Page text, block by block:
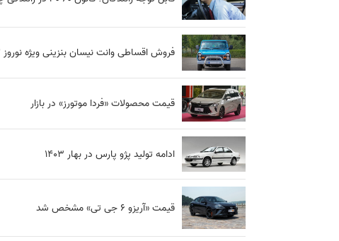
فروش اقساطی وانت نیسان بنزینی ویژه نوروز 1403
قیمت محصولات «فردا موتورز» در بازار
ادامه تولید پژو پارس در بهار ۱۴۰۳
قیمت «آریزو ۶ جی تی» مشخص شد